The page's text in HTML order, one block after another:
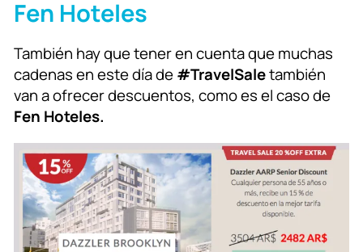
Fen Hoteles
También hay que tener en cuenta que muchas
cadenas en este día de#TravelSaletambién
van a ofrecer descuentos, como es el caso de
Fen Hoteles.